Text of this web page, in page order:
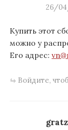
26/
Купить этот
можно у
Его адрес:
Войдите,